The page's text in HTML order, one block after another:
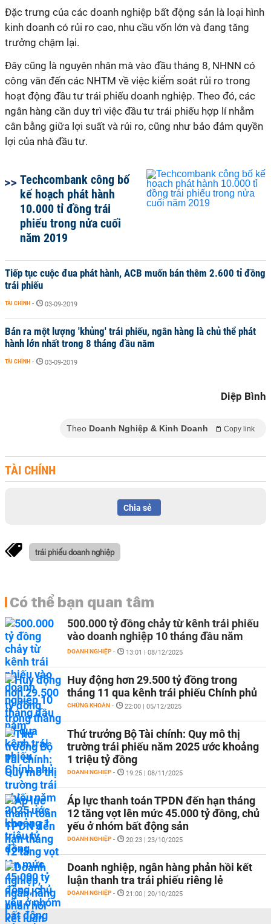
Đặc trưng của các doanh nghiệp bất động sản là loại hình
kinh doanh có rủi ro cao, nhu cầu vốn lớn và đang tăng
trưởng chậm lại.
Đây cũng là nguyên nhân mà vào đầu tháng 8, NHNN có
công văn đến các NHTM về việc kiểm soát rủi ro trong
hoạt động đầu tư trái phiếu doanh nghiệp. Theo đó, các
ngân hàng cần duy trì việc đầu tư trái phiếu hợp lí nhằm
cân bằng giữa lợi suất và rủi ro, cũng như bảo đảm quyền
lợi của nhà đầu tư.
Techcombank công bố
kế hoạch phát hành
10.000 tỉ đồng trái
phiếu trong nửa cuối
năm 2019
Tiếp tục cuộc đua phát hành, ACB muốn bán thêm 2.600 tỉ đồng
trái phiếu
TÀI CHÍNH - 03-09-2019
Bán ra một lượng 'khủng' trái phiếu, ngân hàng là chủ thể phát
hành lớn nhất trong 8 tháng đầu năm
TÀI CHÍNH - 03-09-2019
Diệp Bình
Theo Doanh Nghiệp & Kinh Doanh Copy link
TÀI CHÍNH
Chia sẻ
trái phiếu doanh nghiệp
Có thể bạn quan tâm
500.000 tỷ đồng chảy từ kênh trái phiếu
vào doanh nghiệp 10 tháng đầu năm
DOANH NGHIỆP - 13:01 | 08/12/2025
Huy động hơn 29.500 tỷ đồng trong
tháng 11 qua kênh trái phiếu Chính phủ
CHỨNG KHOÁN - 22:00 | 05/12/2025
Thứ trưởng Bộ Tài chính: Quy mô thị
trường trái phiếu năm 2025 ước khoảng
1 triệu tỷ đồng
DOANH NGHIỆP - 19:25 | 08/11/2025
Áp lực thanh toán TPDN đến hạn tháng
12 tăng vọt lên mức 45.000 tỷ đồng, chủ
yếu ở nhóm bất động sản
DOANH NGHIỆP - 20:23 | 23/10/2025
Doanh nghiệp, ngân hàng phản hồi kết
luận thanh tra trái phiếu riêng lẻ
DOANH NGHIỆP - 21:00 | 20/10/2025